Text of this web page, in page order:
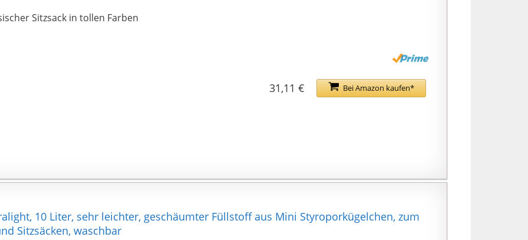
Sitzsack in tollen Farben
Bei Amazon kaufen*
31,11 €
10 Liter, sehr leichter, geschäumter Füllstoff aus Mini Styroporkügelchen, zum
Sitzsäcken, waschbar